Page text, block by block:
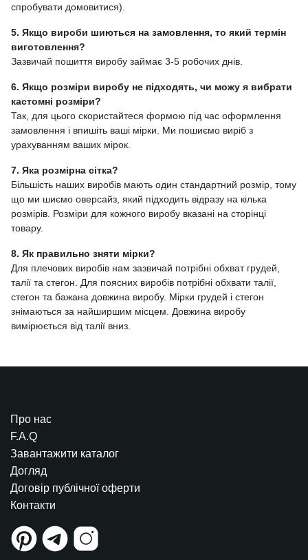
спробувати домовитися).
5. Якщо вироби шиються на замовлення, то який термін
виготовлення?
Зазвичай пошиття виробу займає 3-5 робочих днів.
6. Якщо розміри виробу не підходять, чи можу я вибрати
кастомні розміри?
Так, для цього скористайтеся формою під час оформлення
замовлення і впишіть ваші мірки. Ми пошиємо виріб з
урахуванням ваших мірок.
7. Яка розмірна сітка?
Більшість наших виробів мають один стандартний розмір, тому
що ми шиємо оверсайз, який підходить відразу на кілька
розмірів. Розміри для кожного виробу вказані на сторінці
товару.
8. Як правильно зняти мірки?
Для плечових виробів нам зазвичай потрібні обхват грудей,
талії та стегон. Для поясних виробів потрібні обхвати талії,
стегон та бажана довжина виробу. Мірки грудей і стегон
знімаються за найширшим місцем. Довжина виробу
вимірюється від талії вниз.
Про нас
F.A.Q
Завантажити каталог
Догляд
Договір публічної оферти
Контакти